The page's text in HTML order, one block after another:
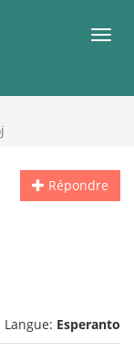
Répondre
Langue: Esperanto